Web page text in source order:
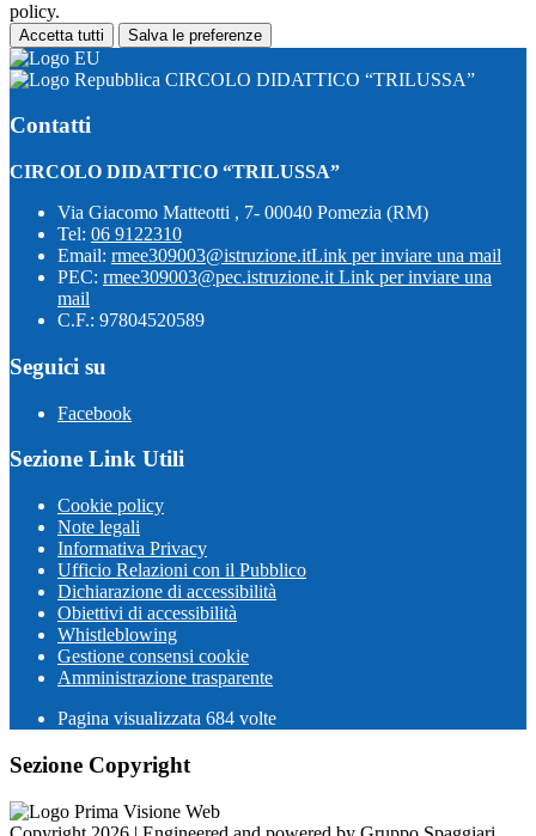
policy.
Accetta tutti Salva le preferenze
CIRCOLO DIDATTICO “TRILUSSA”
Contatti
CIRCOLO DIDATTICO “TRILUSSA”
Via Giacomo Matteotti , 7- 00040 Pomezia (RM)
Tel: 06 9122310
Email: rmee309003@istruzione.itLink per inviare una mail
PEC: rmee309003@pec.istruzione.it Link per inviare una
mail
C.F.: 97804520589
Seguici su
Facebook
Sezione Link Utili
Cookie policy
Note legali
Informativa Privacy
Ufficio Relazioni con il Pubblico
Dichiarazione di accessibilità
Obiettivi di accessibilità
Whistleblowing
Gestione consensi cookie
Amministrazione trasparente
Pagina visualizzata 684 volte
Sezione Copyright